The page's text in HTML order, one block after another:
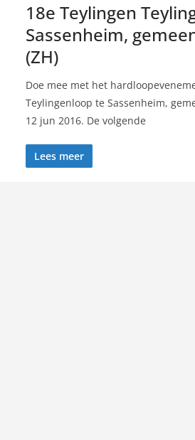
18e Teylingen
Sassenheim,
(ZH)
Doe mee met het
Teylingenloop te Sassenheim,
12 jun 2016. De volgende
Lees meer